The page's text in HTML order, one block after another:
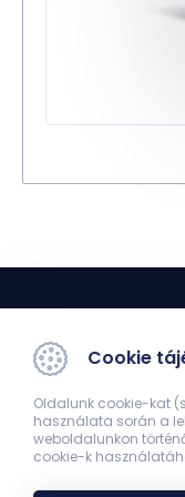
Cookie
Oldalunk cookie-kat
használata során a
weboldalunkon
cookie-k